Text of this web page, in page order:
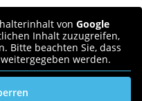
von Google
Inhalt zuzugreifen,
Bitte beachten Sie, dass
werden.